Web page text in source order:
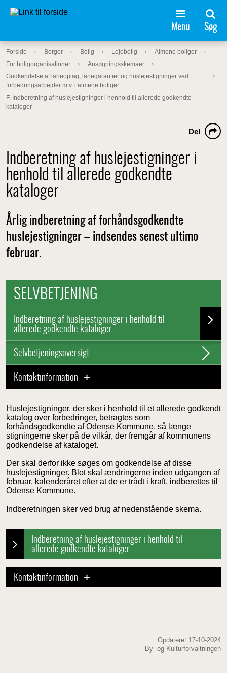
Menu Søg
Forside Borger Bolig Lejebolig
Almene boliger
For boligorganisationer
Ansøgningsskemaer
Godkendelse af låneoptag, lånegarantier og huslejestigninger ved
forbedringsarbejder m.v. i almene boliger
F. Indberetning af huslejestigninger i henhold til allerede godkendte
kataloger
Indberetning af huslejestigninger i
henhold til allerede godkendte
kataloger
Del
Årlig indberetning af forhåndsgodkendte
huslejestigninger – indsendes senest ultimo
februar.
SELVBETJENING
Indberetning af huslejestigninger i henhold til
allerede godkendte kataloger
Selvbetjeningsoversigt
Kontaktinformation
Huslejestigninger, der sker i henhold til et allerede godkendt
katalog over forbedringer, betragtes som
forhåndsgodkendte af Odense Kommune, så længe
stigningerne sker på de vilkår, der fremgår af kommunens
godkendelse af kataloget.
Der skal derfor ikke søges om godkendelse af disse
huslejestigninger. Blot skal ændringerne inden udgangen af
februar, kalenderåret efter at de er trådt i kraft, indberettes til
Odense Kommune.
Indberetningen sker ved brug af nedenstående skema.
Indberetning af huslejestigninger i henhold til
allerede godkendte kataloger
Kontaktinformation
Opdateret 17-10-2024
By- og Kulturforvaltningen